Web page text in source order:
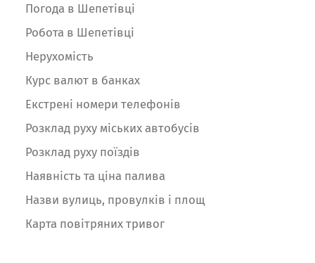
Погода в Шепетівці
Робота в Шепетівці
Нерухомість
Курс валют в банках
Екстрені номери телефонів
Розклад руху міських автобусів
Розклад руху поїздів
Наявність та ціна палива
Назви вулиць, провулків і площ
Карта повітряних тривог